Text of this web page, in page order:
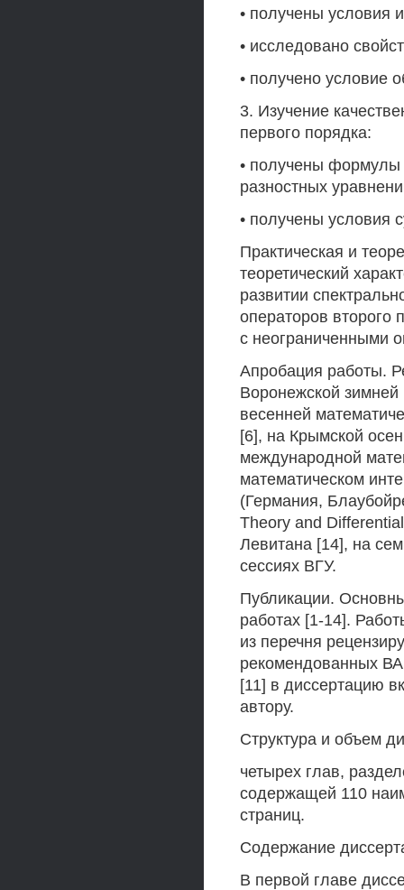
• получены условия
• исследовано
• получено условие
3. Изучение
первого порядка:
• получены формулы
разностных
• получены условия
Практическая и
теоретический
развитии
операторов
с неограниченными
Апробация работы.
Воронежской
весенней
[6], на Крымской
международной
математическом
(Германия,
Theory and
Левитана [14], на
сессиях ВГУ.
Публикации.
работах [1-14].
из перечня
рекомендованных
[11] в диссертацию
автору.
Структура и объем
четырех глав,
содержащей 110
страниц.
Содержание
В первой главе